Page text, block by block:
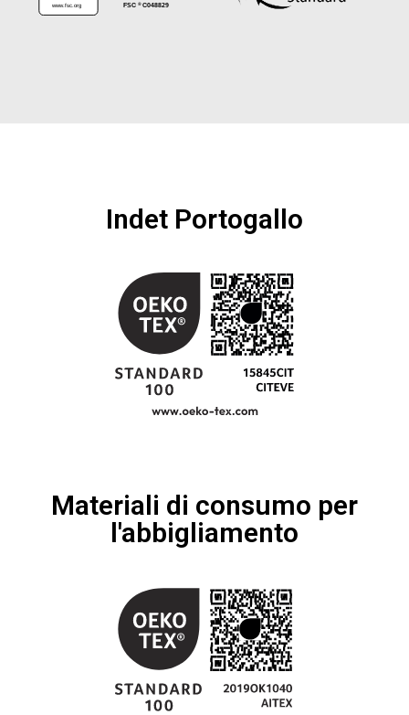
www.fsc.org ®
FSC C048829
Indet Portogallo
Materiali di consumo per
l'abbigliamento